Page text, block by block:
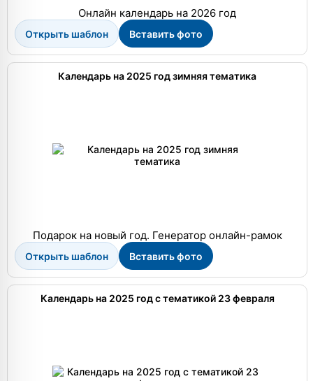
Онлайн календарь на 2026 год
Открыть шаблон Вставить фото
Календарь на 2025 год зимняя тематика
Подарок на новый год. Генератор онлайн-рамок
Открыть шаблон Вставить фото
Календарь на 2025 год с тематикой 23 февраля